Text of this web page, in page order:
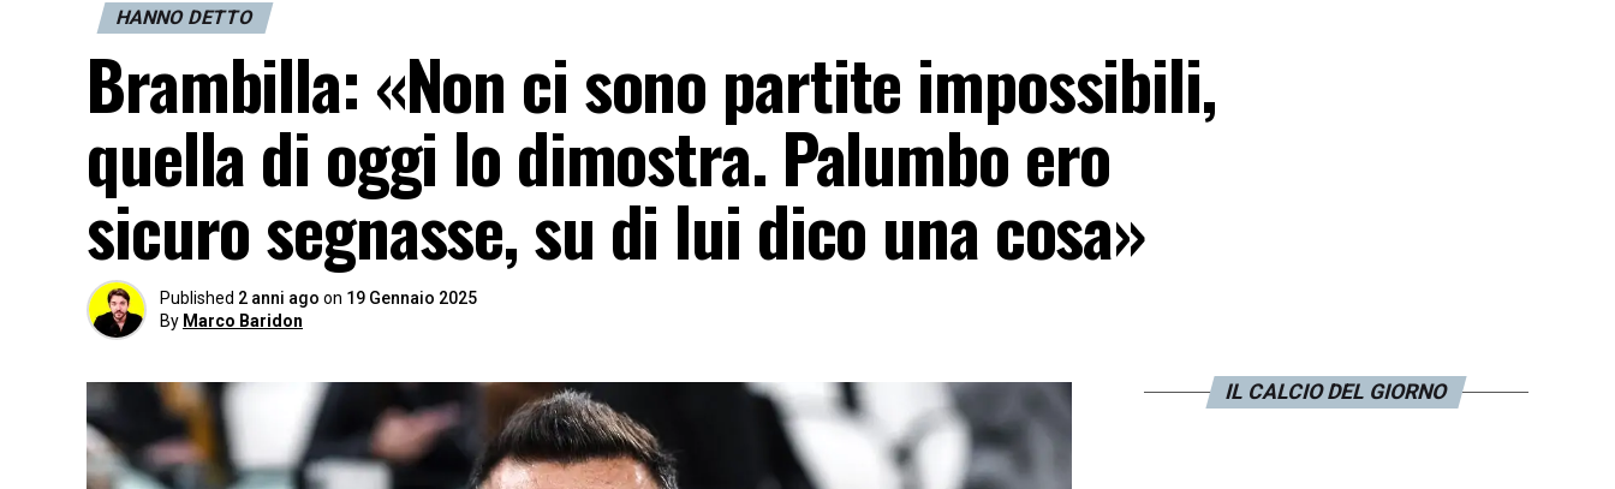
HANNO DETTO
Brambilla: «Non ci sono partite impossibili,
quella di oggi lo dimostra. Palumbo ero
sicuro segnasse, su di lui dico una cosa»
Published 2 anni ago on 19 Gennaio 2025
By Marco Baridon
IL CALCIO DEL GIORNO